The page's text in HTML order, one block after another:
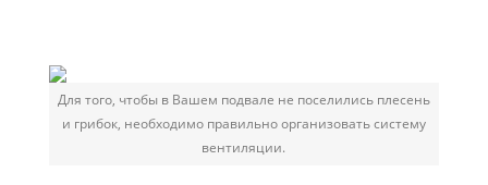
Для того, чтобы в Вашем подвале не поселились плесень
и грибок, необходимо правильно организовать систему
вентиляции.